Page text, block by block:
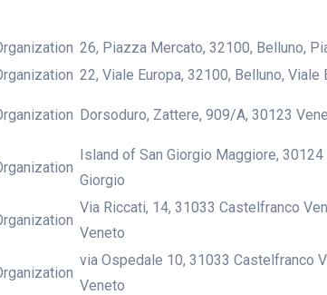
26, Piazza Mercato, 32100, Belluno,
22, Viale Europa, 32100, Belluno, Viale
Dorsoduro, Zattere, 909/A, 30123
Island of San Giorgio Maggiore, 30124
Giorgio
Via Riccati, 14, 31033 Castelfranco
Veneto
via Ospedale 10, 31033 Castelfranco
Veneto